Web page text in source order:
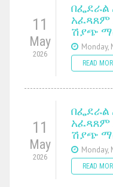
11
May
2026
በፌደራል
አፈጻጸም
ሽያጭ
Monday,
READ
11
May
2026
በፌደራል
አፈጻጸም
ሽያጭ
Monday,
READ